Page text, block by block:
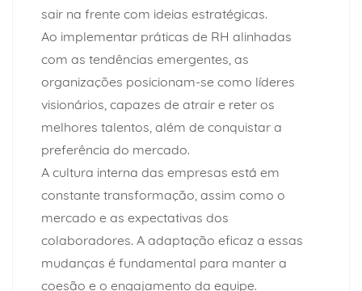
sair na frente com ideias estratégicas.
Ao implementar práticas de RH alinhadas
com as tendências emergentes, as
organizações posicionam-se como líderes
visionários, capazes de atrair e reter os
melhores talentos, além de conquistar a
preferência do mercado.
A cultura interna das empresas está em
constante transformação, assim como o
mercado e as expectativas dos
colaboradores. A adaptação eficaz a essas
mudanças é fundamental para manter a
coesão e o engajamento da equipe.